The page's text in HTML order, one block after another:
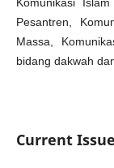
Pesantren,
Massa,
bidang dakwah
Current Issue